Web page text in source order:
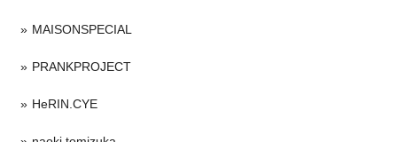
MAISONSPECIAL
PRANKPROJECT
HeRIN.CYE